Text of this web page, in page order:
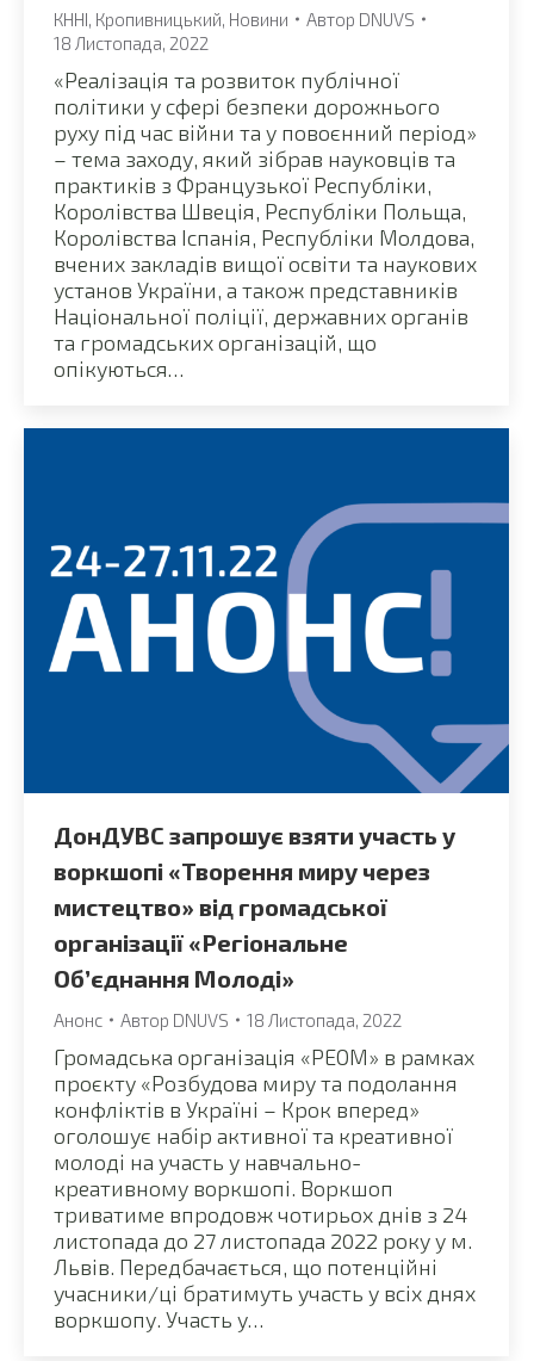
КННІ Кропивницький Новини Автор DNUVS
18 Листопада, 2022
«Реалізація та розвиток публічної
політики у сфері безпеки дорожнього
руху під час війни та у повоєнний період»
– тема заходу, який зібрав науковців та
практиків з Французької Республіки,
Королівства Швеція, Республіки Польща,
Королівства Іспанія, Республіки Молдова,
вчених закладів вищої освіти та наукових
установ України, а також представників
Національної поліції, державних органів
та громадських організацій, що
опікуються…
ДонДУВС запрошує взяти участь у
воркшопі «Творення миру через
мистецтво» від громадської
організації «Регіональне
Об’єднання Молоді»
Анонс Автор DNUVS 18 Листопада, 2022
Громадська організація «РЕОМ» в рамках
проєкту «Розбудова миру та подолання
конфліктів в Україні – Крок вперед»
оголошує набір активної та креативної
молоді на участь у навчально-
креативному воркшопі. Воркшоп
триватиме впродовж чотирьох днів з 24
листопада до 27 листопада 2022 року у м.
Львів. Передбачається, що потенційні
учасники/ці братимуть участь у всіх днях
воркшопу. Участь у…